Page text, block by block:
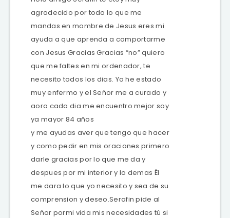
agradecido por todo lo que me
mandas en mombre de Jesus eres mi
ayuda a que aprenda a comportarme
con Jesus Gracias Gracias “no” quiero
que me faltes en mi ordenador, te
necesito todos los dias. Yo he estado
muy enfermo y el Señor me a curado y
aora cada dia me encuentro mejor soy
ya mayor 84 años
y me ayudas aver que tengo que hacer
y como pedir en mis oraciones primero
darle gracias por lo que me da y
despues por mi interior y lo demas Él
me dara lo que yo necesito y sea de su
comprension y deseo.Serafin pide al
Señor pormi vida mis necesidades tú si